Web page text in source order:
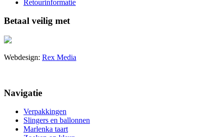
Retourinformatie
Betaal veilig met
Webdesign: Rex Media
Navigatie
Verpakkingen
Slingers en ballonnen
Marlenka taart